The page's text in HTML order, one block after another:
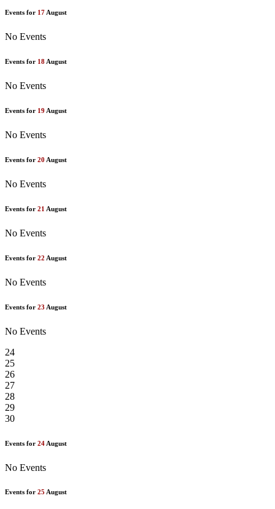
Events for 17 August
No Events
Events for 18 August
No Events
Events for 19 August
No Events
Events for 20 August
No Events
Events for 21 August
No Events
Events for 22 August
No Events
Events for 23 August
No Events
24
25
26
27
28
29
30
Events for 24 August
No Events
Events for 25 August